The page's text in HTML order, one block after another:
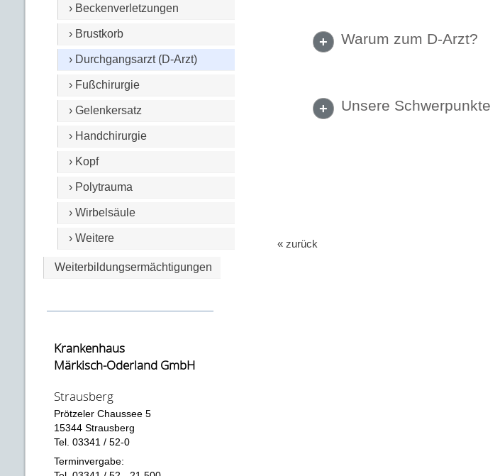
› Beckenverletzungen
› Brustkorb
› Durchgangsarzt (D-Arzt)
› Fußchirurgie
› Gelenkersatz
› Handchirurgie
› Kopf
› Polytrauma
› Wirbelsäule
› Weitere
Weiterbildungsermächtigungen
Krankenhaus
Märkisch-Oderland GmbH
Strausberg
Prötzeler Chaussee 5
15344 Strausberg
Tel. 03341 / 52-0
Terminvergabe:
+ Warum zum D-Arzt?
+ Unsere Schwerpunkte
« zurück